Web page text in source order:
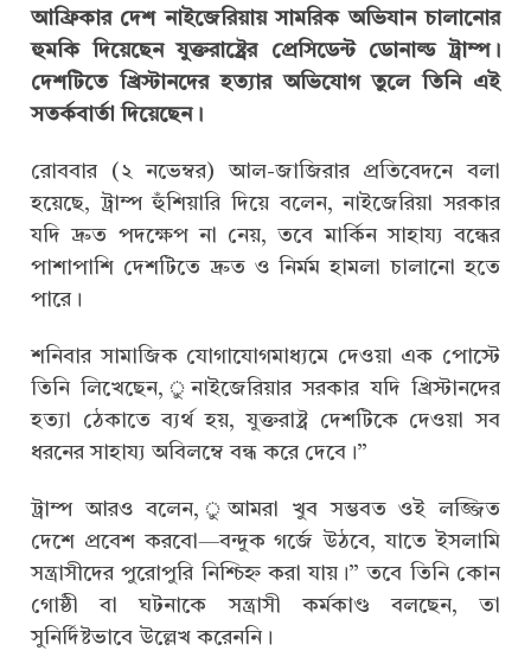
আফ্রিকার দেশ নাইজেরিয়ায় সামরিক অভিযান চালানোর
হুমকি দিয়েছেন যুক্তরাষ্ট্রের প্রেসিডেন্ট ডোনাল্ড ট্রাম্প।
দেশটিতে খ্রিস্টানদের হত্যার অভিযোগ তুলে তিনি এই
সতর্কবার্তা দিয়েছেন।
রোববার (২ নভেম্বর) আল-জাজিরার প্রতিবেদনে বলা
হয়েছে, ট্রাম্প হুঁশিয়ারি দিয়ে বলেন, নাইজেরিয়া সরকার
যদি দ্রুত পদক্ষেপ না নেয়, তবে মার্কিন সাহায্য বন্ধের
পাশাপাশি দেশটিতে দ্রুত ও নির্মম হামলা চালানো হতে
পারে।
শনিবার সামাজিক যোগাযোগমাধ্যমে দেওয়া এক পোস্টে
তিনি লিখেছেন, ুনাইজেরিয়ার সরকার যদি খ্রিস্টানদের
হত্যা ঠেকাতে ব্যর্থ হয়, যুক্তরাষ্ট্র দেশটিকে দেওয়া সব
ধরনের সাহায্য অবিলম্বে বন্ধ করে দেবে।”
ট্রাম্প আরও বলেন, ুআমরা খুব সম্ভবত ওই লজ্জিত
দেশে প্রবেশ করবো—বন্দুক গর্জে উঠবে, যাতে ইসলামি
সন্ত্রাসীদের পুরোপুরি নিশ্চিহ্ন করা যায়।” তবে তিনি কোন
গোষ্ঠী বা ঘটনাকে সন্ত্রাসী কর্মকাণ্ড বলছেন, তা
সুনির্দিষ্টভাবে উল্লেখ করেননি।